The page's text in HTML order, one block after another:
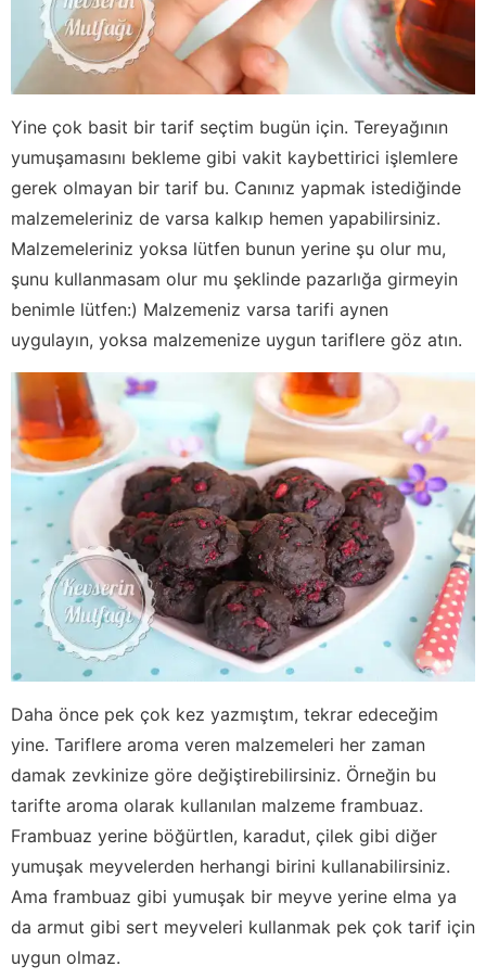
Yine çok basit bir tarif seçtim bugün için. Tereyağının
yumuşamasını bekleme gibi vakit kaybettirici işlemlere
gerek olmayan bir tarif bu. Canınız yapmak istediğinde
malzemeleriniz de varsa kalkıp hemen yapabilirsiniz.
Malzemeleriniz yoksa lütfen bunun yerine şu olur mu,
şunu kullanmasam olur mu şeklinde pazarlığa girmeyin
benimle lütfen:) Malzemeniz varsa tarifi aynen
uygulayın, yoksa malzemenize uygun tariflere göz atın.
Daha önce pek çok kez yazmıştım, tekrar edeceğim
yine. Tariflere aroma veren malzemeleri her zaman
damak zevkinize göre değiştirebilirsiniz. Örneğin bu
tarifte aroma olarak kullanılan malzeme frambuaz.
Frambuaz yerine böğürtlen, karadut, çilek gibi diğer
yumuşak meyvelerden herhangi birini kullanabilirsiniz.
Ama frambuaz gibi yumuşak bir meyve yerine elma ya
da armut gibi sert meyveleri kullanmak pek çok tarif için
uygun olmaz.